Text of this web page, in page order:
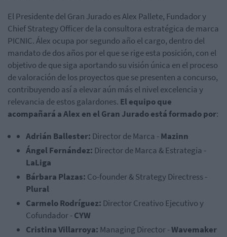
El Presidente del Gran Jurado es Alex Pallete, Fundador y
Chief Strategy Officer de la consultora estratégica de marca
PICNIC. Álex ocupa por segundo año el cargo, dentro del
mandato de dos años por el que se rige esta posición, con el
objetivo de que siga aportando su visión única en el proceso
de valoración de los proyectos que se presenten a concurso,
contribuyendo así a elevar aún más el nivel excelencia y
relevancia de estos galardones. El equipo que
acompañará a Alex en el Gran Jurado está formado por:
Adrián Ballester: Director de Marca -Mazinn
Ángel Fernández: Director de Marca & Estrategia -
LaLiga
Bárbara Plazas: Co-founder & Strategy Directress -
Plural
Carmelo Rodríguez: Director Creativo Ejecutivo y
Cofundador -CYW
Cristina Villarroya: Managing Director -Wavemaker